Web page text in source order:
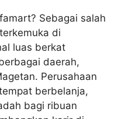
Sebagai salah
di
luas berkat
daerah,
Perusahaan
berbelanja,
bagi ribuan